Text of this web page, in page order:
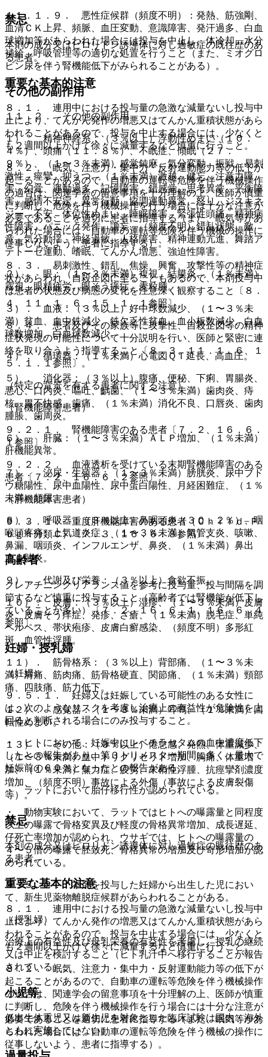
禁忌
本剤の成分又はピロリドン誘導体に対し過敏症の既往歴のあ
る患者。
重要な基本的注意
８．１． 連用中における投与量の急激な減量ないし投与中
止により、てんかん発作の増悪又はてんかん重積状態があら
われることがあるので、投与を中止する場合には、少なくと
も２週間以上かけて徐々に減量するなど慎重に行うこと。
８．２． 眠気、注意力・集中力・反射運動能力等の低下が
起こることがあるので、自動車の運転等危険を伴う機械操作
の適否は、関連学会の留意事項を十分理解の上、医師が慎重
に判断し、危険を伴う機械操作を行う場合には十分な注意が
必要であることを適切に患者に指導する（また、眠気等があ
らわれた場合には、自動車の運転等危険を伴う機械の操作に
従事しないよう、患者に指導する）。
８．３． 易刺激性、錯乱、焦燥、興奮、攻撃性等の精神症
状があらわれ、自殺企図に至ることもあるので、本剤投与中
は患者の状態及び病態の変化を注意深く観察すること〔８．
４、１１．１．６、１５．１．１参照〕。
８．４． 患者及びその家族等に攻撃性、自殺企図等の精神
症状発現の可能性について十分説明を行い、医師と緊密に連
絡を取り合うよう指導すること〔８．３、１１．１．６、１
５．１．１参照〕。
（特定の背景を有する患者に関する注意）
（腎機能障害患者）
９．２．１． 腎機能障害のある患者〔７．２、１６．６．
１参照〕。
９．２．２． 血液透析を受けている末期腎機能障害のある
患者〔７．２、１６．６．２参照〕。
（肝機能障害患者）
９．３．１． 重度肝機能障害のある患者（Ｃｈｉｌｄ−Ｐ
ｕｇｈ分類Ｃ）〔７．３、１６．６．３参照〕。
高齢者
クレアチニンクリアランス値を参考に投与量、投与間隔を調
節するなど慎重に投与すること（高齢者では腎機能が低下し
ていることが多い）〔７．２、１６．６．１、１６．６．４
参照〕。
妊婦・授乳婦
（妊婦）
９．５．１． 妊婦又は妊娠している可能性のある女性に
は、次のようなリスクを考慮し治療上の有益性が危険性を上
回ると判断される場合にのみ投与すること。
・ ヒトにおいて、妊娠中にレベチラセタムの血中濃度低下
したとの報告があり、第３トリメスター期間に多く、最大で
妊娠前の６０％となったとの報告がある。
・ ラットにおいて胎仔移行性が認められている。
・ 動物実験において、ラットではヒトへの曝露量と同程度
以上の曝露で骨格変異及び軽度の骨格異常増加、成長遅延、
仔死亡率増加が認められ、ウサギでは、ヒトへの曝露量の
４〜５倍の曝露で胚致死、骨格異常の増加及び奇形増加が認
められている。
９．５．２． 本剤を投与した妊婦から出生した児におい
て、新生児薬物離脱症候群があらわれることがある。
（授乳婦）
治療上の有益性及び母乳栄養の有益性を考慮し、授乳の継続
又は中止を検討すること（ヒト乳汁中へ移行することが報告
されている）。
小児等
低出生体重児又は新生児を対象とした臨床試験は国内・海外
ともに実施していない。
１１．１．９． 悪性症候群（頻度不明）：発熱、筋強剛、
血清ＣＫ上昇、頻脈、血圧変動、意識障害、発汗過多、白血
球増加等があらわれた場合には投与を中止し、体冷却、水分
補給、呼吸管理等の適切な処置を行うこと（また、ミオグロ
ビン尿を伴う腎機能低下がみられることがある）。
その他の副作用
１１．２． その他の副作用
１）． 精神神経系：（３％以上）浮動性めまい（１０．
４％）、頭痛（１１．８％）、不眠症、傾眠（２７．
９％）、（１〜３％未満）感覚鈍麻、気分変動、振戦、易刺
激性、痙攣、抑うつ、（１％未満）激越、健忘、注意力障
害、幻覚、運動過多、記憶障害、錯感覚、思考異常、平衡障
害、感情不安定、異常行動、協調運動異常、怒り、ジスキネ
ジー、不安、体位性めまい、睡眠障害、緊張性頭痛、精神病
性障害、パニック発作、譫妄、（頻度不明）錯乱状態、敵
意、気分動揺、神経過敏、人格障害、精神運動亢進、舞踏ア
テトーゼ運動、嗜眠、てんかん増悪、強迫性障害。
２）． 眼：（１〜３％未満）複視、結膜炎、（１％未満）
霧視、眼精疲労、眼そう痒症、麦粒腫。
３）． 血液：（３％以上）好中球数減少、（１〜３％未
満）貧血、血中鉄減少、鉄欠乏性貧血、血小板数減少、白血
球数増加、白血球数減少。
４）． 循環器：（１％未満）心電図ＱＴ延長、高血圧。
５）． 消化器：（３％以上）腹痛、便秘、下痢、胃腸炎、
悪心、口内炎、嘔吐、齲歯、（１〜３％未満）歯肉炎、痔
核、胃不快感、歯痛、（１％未満）消化不良、口唇炎、歯肉
腫脹、歯周炎。
６）． 肝臓：（１〜３％未満）ＡＬＰ増加、（１％未満）
肝機能異常。
７）． 泌尿・生殖器：（１〜３％未満）膀胱炎、尿中ブド
ウ糖陽性、尿中血陽性、尿中蛋白陽性、月経困難症、（１％
未満）頻尿。
８）． 呼吸器：（３％以上）鼻咽頭炎（３０．２％）、咽
喉頭疼痛、上気道炎症、（１〜３％未満）気管支炎、咳嗽、
鼻漏、咽頭炎、インフルエンザ、鼻炎、（１％未満）鼻出
血、肺炎。
９）． 代謝及び栄養：（３％以上）食欲不振。
１０）． 皮膚：（３％以上）湿疹、（１〜３％未満）皮膚
炎、皮膚そう痒症、発疹、ざ瘡、（１％未満）脱毛症、単純
ヘルペス、帯状疱疹、皮膚白癬感染、（頻度不明）多形紅
斑、血管性浮腫。
１１）． 筋骨格系：（３％以上）背部痛、（１〜３％未
満）肩痛、筋肉痛、筋骨格硬直、関節痛、（１％未満）頸部
痛、四肢痛、筋力低下。
１２）． 感覚器：（１〜３％未満）耳鳴、（１％未満）回
転性めまい。
１３）． その他：（３％以上）倦怠感、発熱、体重減少、
（１〜３％未満）血中トリグリセリド増加、胸痛、体重増
加、（１％未満）無力症、疲労、末梢性浮腫、抗痙攣剤濃度
増加、（頻度不明）事故による外傷（事故による皮膚裂傷
等）。
禁忌
本剤の成分又はピロリドン誘導体に対し過敏症の既往歴のあ
る患者。
重要な基本的注意
８．１． 連用中における投与量の急激な減量ないし投与中
止により、てんかん発作の増悪又はてんかん重積状態があら
われることがあるので、投与を中止する場合には、少なくと
も２週間以上かけて徐々に減量するなど慎重に行うこと。
８．２． 眠気、注意力・集中力・反射運動能力等の低下が
起こることがあるので、自動車の運転等危険を伴う機械操作
の適否は、関連学会の留意事項を十分理解の上、医師が慎重
に判断し、危険を伴う機械操作を行う場合には十分な注意が
必要であることを適切に患者に指導する（また、眠気等があ
らわれた場合には、自動車の運転等危険を伴う機械の操作に
従事しないよう、患者に指導する）。